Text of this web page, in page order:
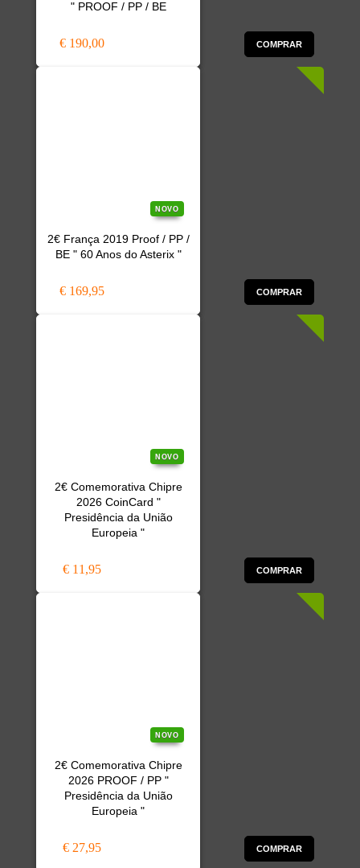
" PROOF / PP / BE
€ 190,00 COMPRAR
NOVO
2€ França 2019 Proof / PP /
BE " 60 Anos do Asterix "
€ 169,95 COMPRAR
NOVO
2€ Comemorativa Chipre
2026 CoinCard "
Presidência da União
Europeia "
€ 11,95 COMPRAR
NOVO
2€ Comemorativa Chipre
2026 PROOF / PP "
Presidência da União
Europeia "
€ 27,95 COMPRAR